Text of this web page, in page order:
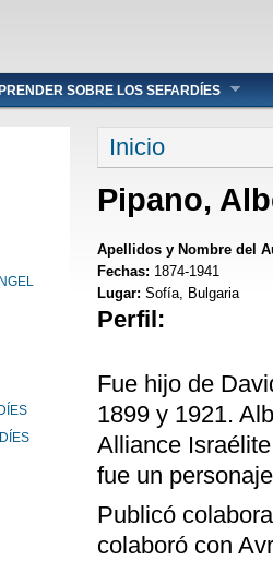
SOBRE LOS SEFARDÍES
Se encuentra
Inicio
Pipano,
Apellidos y Nombre del
Fechas: 1874-1941
Lugar: Sofía, Bulgaria
Perfil:
Fue hijo de
1899 y 1921.
Alliance
fue un
Publicó
colaboró con